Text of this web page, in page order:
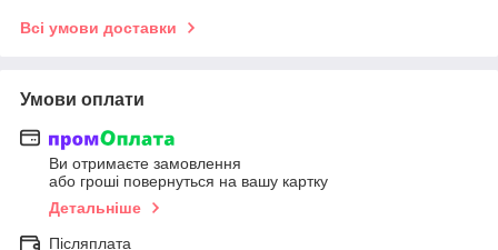
Всі умови доставки
Умови оплати
Ви отримаєте замовлення
або гроші повернуться на вашу картку
Детальніше
Післяплата